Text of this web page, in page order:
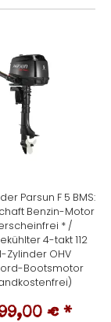
Parsun F 5 BMS:
Benzin-Motor
* /
4-takt 112
Zylinder OHV
Bootsmotor
€ *